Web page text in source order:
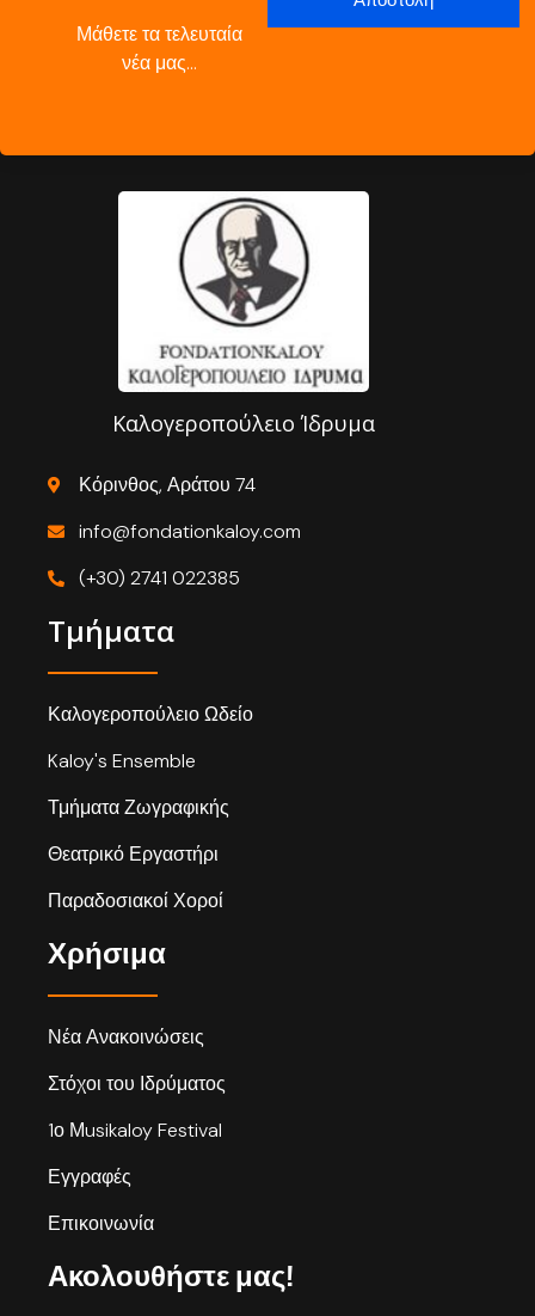
Μάθετε τα τελευταία
νέα μας…
Καλογεροπούλειο Ίδρυμα
Κόρινθος, Αράτου 74
info@fondationkaloy.com
(+30) 2741 022385
Τμήματα
Καλογεροπούλειο Ωδείο
Kaloy's Ensemble
Τμήματα Ζωγραφικής
Θεατρικό Εργαστήρι
Παραδοσιακοί Χοροί
Χρήσιμα
Νέα Ανακοινώσεις
Στόχοι του Ιδρύματος
1ο Μusikaloy Festival
Εγγραφές
Επικοινωνία
Ακολουθήστε μας!